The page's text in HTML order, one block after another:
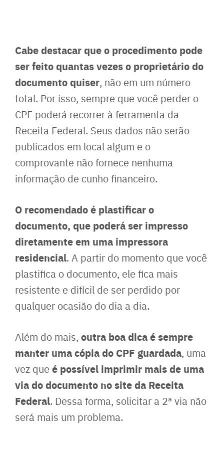
Cabe destacar que o procedimento pode
ser feito quantas vezes o proprietário do
documento quiser, não em um número
total. Por isso, sempre que você perder o
CPF poderá recorrer à ferramenta da
Receita Federal. Seus dados não serão
publicados em local algum e o
comprovante não fornece nenhuma
informação de cunho financeiro.
O recomendado é plastificar o
documento, que poderá ser impresso
diretamente em uma impressora
residencial. A partir do momento que você
plastifica o documento, ele fica mais
resistente e difícil de ser perdido por
qualquer ocasião do dia a dia.
Além do mais, outra boa dica é sempre
manter uma cópia do CPF guardada, uma
vez que é possível imprimir mais de uma
via do documento no site da Receita
Federal. Dessa forma, solicitar a 2ª via não
será mais um problema.